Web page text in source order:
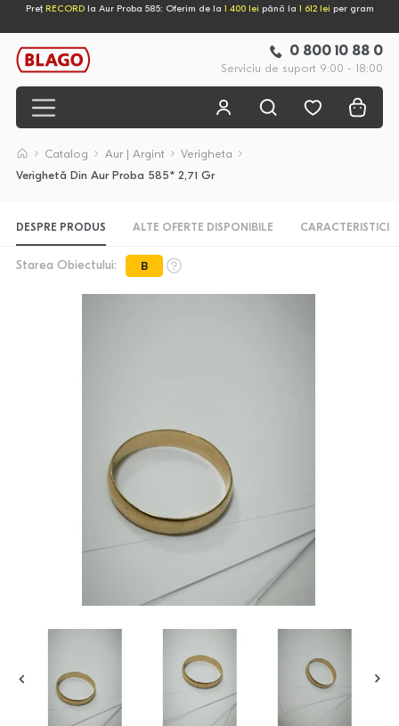
Preț RECORD la Aur Proba 585: Oferim de la 1 400 lei până la 1 612 lei per gram
0 800 10 88 0
Serviciu de suport 9:00 - 18:00
Catalog Aur | Argint
Verigheta
Verighetă Din Aur Proba 585* 2,71 Gr
DESPRE PRODUS ALTE OFERTE DISPONIBILE CARACTERISTICI
Starea Obiectului: B